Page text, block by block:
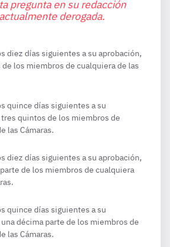
pregunta en su redacción
derogada.
diez días siguientes a su aprobación,
los miembros de cualquiera de las
quince días siguientes a su
quintos de los miembros de
las Cámaras.
diez días siguientes a su aprobación,
de los miembros de cualquiera
quince días siguientes a su
décima parte de los miembros de
las Cámaras.